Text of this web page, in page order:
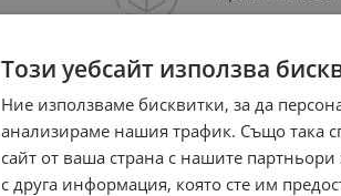
RESET реле
Арт.№: 244722
Този уебсайт използва
Ние използваме бисквитки, за да
анализираме нашия трафик. Също така
сайт от ваша страна с нашите
с друга информация, която сте им